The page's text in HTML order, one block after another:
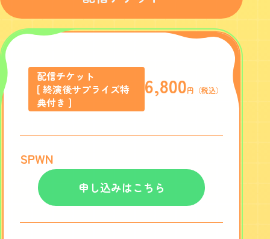
配信チケット
[ 終演後サプライズ特
典付き ]
6,800円（税込）
SPWN
申し込みはこちら